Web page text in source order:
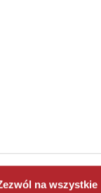
na wszystkie